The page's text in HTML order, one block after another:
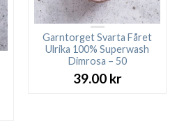
Garntorget Svarta Fåret
Ulrika 100% Superwash
Dimrosa – 50
39.00 kr